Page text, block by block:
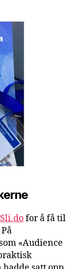
Sli.dofor å få til
«Audience